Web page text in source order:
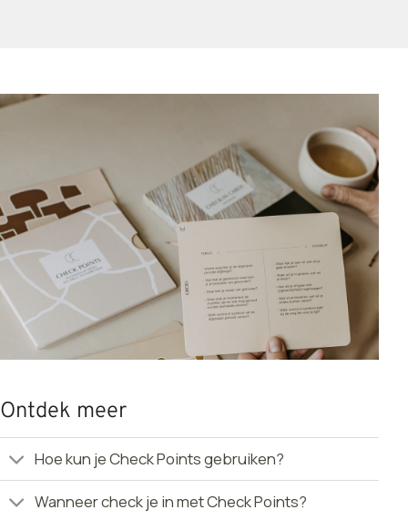
Ontdek meer
Hoe kun je Check Points gebruiken?
Wanneer check je in met Check Points?